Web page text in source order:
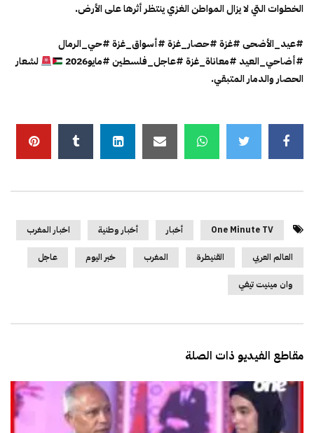
الخطوات التي لا يزال المواطن الغزي ينتظر أثرها على الأرض.
#عيد_الأضحى #غزة #حصار_غزة #أسواق_غزة #حي_الرمال
#أضاحي_العيد #معاناة_غزة #عاجل_فلسطين #مايو2026
لشعار
الحصار والدمار المتبقي.
One Minute TV أخبار أخبار وطنية اخبار المغرب
العالم العربي القنيطرة المغرب خبر اليوم عاجل
وان مينيت تيفي
مقاطع الفيديو ذات الصلة